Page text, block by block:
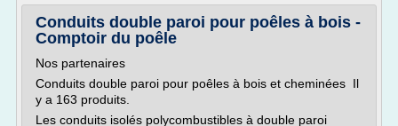
Conduits double paroi pour poêles à bois -
Comptoir du poêle
Nos partenaires
Conduits double paroi pour poêles à bois et cheminées Il
y a 163 produits.
Les conduits isolés polycombustibles à double paroi